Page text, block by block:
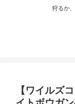
狩るか
【ワイルズ